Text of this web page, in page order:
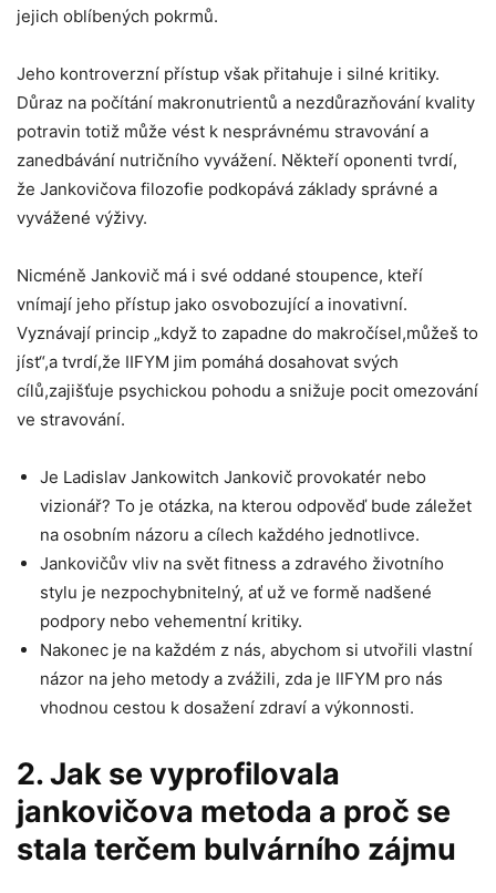
jejich oblíbených pokrmů.
Jeho kontroverzní přístup však přitahuje i silné kritiky.
Důraz na počítání makronutrientů a nezdůrazňování kvality
potravin totiž může vést k nesprávnému stravování a
zanedbávání nutričního vyvážení. Někteří oponenti tvrdí,
že Jankovičova filozofie podkopává základy správné a
vyvážené výživy.
Nicméně Jankovič má i své oddané stoupence, kteří
vnímají jeho přístup jako osvobozující a inovativní.
Vyznávají princip „když to zapadne do makročísel,můžeš to
jíst“,a tvrdí,že IIFYM jim pomáhá dosahovat svých
cílů,zajišťuje psychickou pohodu a snižuje pocit omezování
ve stravování.
Je Ladislav Jankowitch Jankovič provokatér nebo
vizionář? To je otázka, na kterou odpověď bude záležet
na osobním názoru a cílech každého jednotlivce.
Jankovičův vliv na svět fitness a zdravého životního
stylu je nezpochybnitelný, ať už ve formě nadšené
podpory nebo vehementní kritiky.
Nakonec je na každém z nás, abychom si utvořili vlastní
názor na jeho metody a zvážili, zda je IIFYM pro nás
vhodnou cestou k dosažení zdraví a výkonnosti.
2. Jak se vyprofilovala
jankovičova metoda a proč se
stala terčem bulvárního zájmu